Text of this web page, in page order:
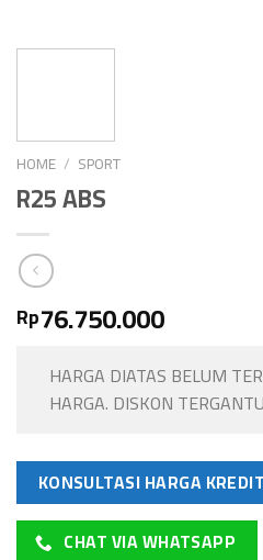
HOME / SPORT
R25 ABS
Rp76.750.000
HARGA DIATAS BELUM
HARGA. DISKON
KONSULTASI HARGA KREDIT
CHAT VIA WHATSAPP